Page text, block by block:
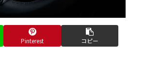
Pinterest コピー